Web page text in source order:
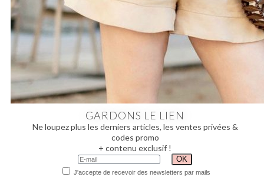
GARDONS LE LIEN
Ne loupez plus les derniers articles, les ventes privées &
codes promo
+ contenu exclusif !
J'accepte de recevoir des newsletters par mails